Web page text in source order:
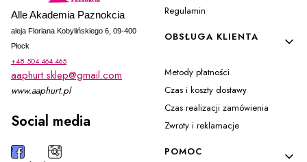
Alle Akademia Paznokcia
aleja Floriana Kobylińskiego 6, 09-400
Płock
+48 504 464 465
aaphurt.sklep@gmail.com
www.aaphurt.pl
Social media
Regulamin
OBSŁUGA KLIENTA
Metody płatności
Czas i koszty dostawy
Czas realizacji zamówienia
Zwroty i reklamacje
POMOC